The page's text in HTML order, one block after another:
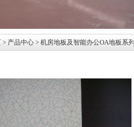
> 产品中心 > 机房地板及智能办公OA地板系列